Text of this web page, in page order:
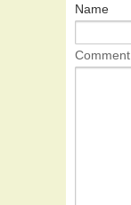
Name
Comment